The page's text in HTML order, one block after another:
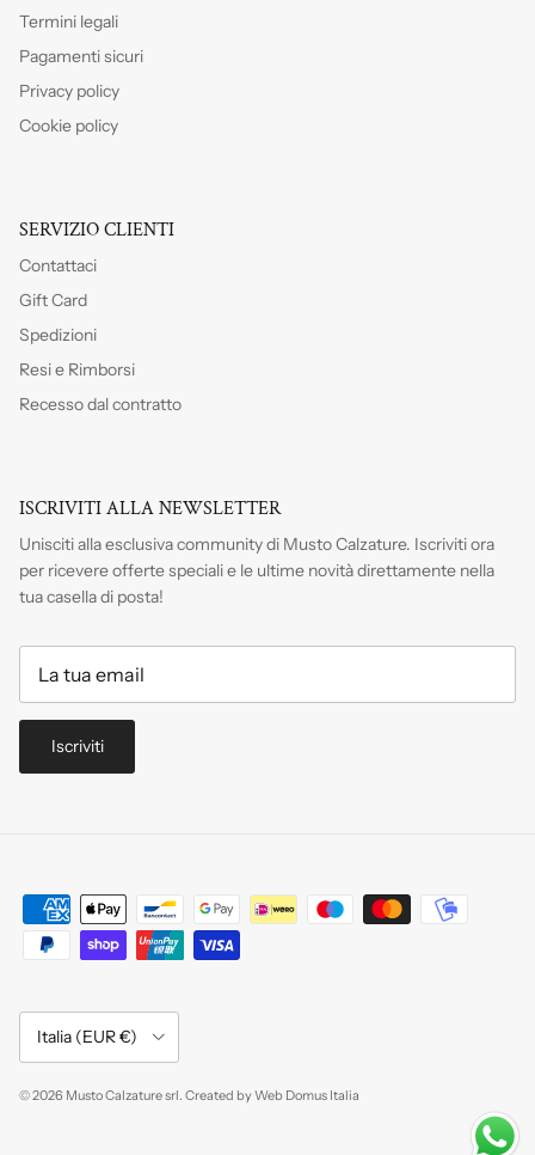
Termini legali
Pagamenti sicuri
Privacy policy
Cookie policy
SERVIZIO CLIENTI
Contattaci
Gift Card
Spedizioni
Resi e Rimborsi
Recesso dal contratto
ISCRIVITI ALLA NEWSLETTER
Unisciti alla esclusiva community di Musto Calzature. Iscrivitiora
per ricevere offerte speciali e le ultime novità direttamente nella
tua casella di posta!
Iscriviti
Paese/Regione
Italia (EUR €)
© 2026 Musto Calzature srl Created byWeb Domus Italia